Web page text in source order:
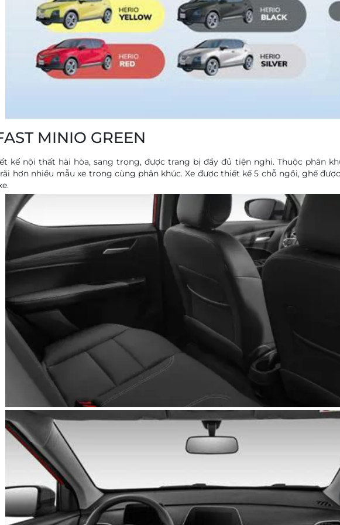
MINIO GREEN
kế nội thất hài hòa, sang trọng, được trang bị đầy đủ tiện nghi. Thuộc phân
hơn nhiều mẫu xe trong cùng phân khúc. Xe được thiết kế 5 chỗ ngồi, ghế